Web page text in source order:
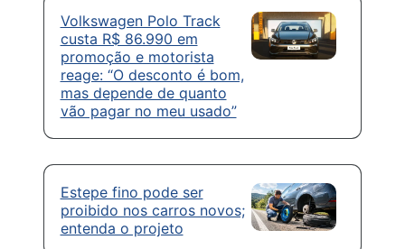
Volkswagen Polo Track
custa R$ 86.990 em
promoção e motorista
reage: “O desconto é bom,
mas depende de quanto
vão pagar no meu usado”
Estepe fino pode ser
proibido nos carros novos;
entenda o projeto